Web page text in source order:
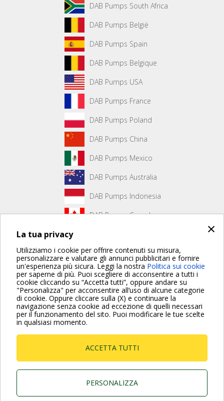
×
La tua privacy
Utilizziamo i cookie per offrire contenuti su misura,
personalizzare e valutare gli annunci pubblicitari e fornire
un'esperienza più sicura. Leggi la nostra Politica sui cookie
per saperne di più. Puoi scegliere di acconsentire a tutti i
cookie cliccando su “Accetta tutti”, oppure andare su
"Personalizza" per acconsentire all’uso di alcune categorie
di cookie. Oppure cliccare sulla (X) e continuare la
navigazione senza cookie ad eccezione di quelli necessari
per il funzionamento del sito. Puoi modificare le tue scelte
in qualsiasi momento.
ACCETTA TUTTI
PERSONALIZZA
DAB Pumps South Africa
DAB Pumps België
DAB Pumps Spain
DAB Pumps Belgique
DAB Pumps USA
DAB Pumps France
DAB Pumps Poland
DAB Pumps China
DAB Pumps Mexico
DAB Pumps Australia
DAB Pumps Indonesia
DAB Pumps Canada
Non è stato creato alcun contenuto per la prima pagina.
Per maggiori informazioni consulta anche le Domande più
Frequenti
P.I. 03675230282 - R.E.A. Padova N. 328200- Cap.